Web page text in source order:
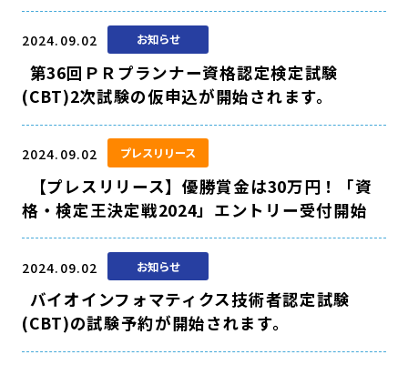
2024.09.02 お知らせ
第36回ＰＲプランナー資格認定検定試験
(CBT)2次試験の仮申込が開始されます。
2024.09.02 プレスリリース
【プレスリリース】優勝賞金は30万円！「資
格・検定王決定戦2024」エントリー受付開始
2024.09.02 お知らせ
バイオインフォマティクス技術者認定試験
(CBT)の試験予約が開始されます。